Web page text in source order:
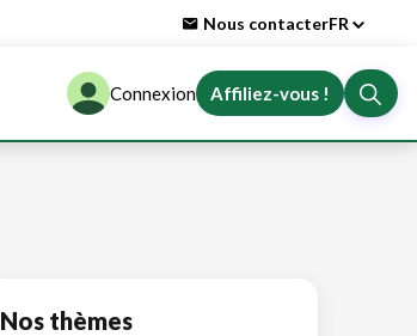
Nous contacterFR
Connexion Affiliez-vous !
Nos thèmes